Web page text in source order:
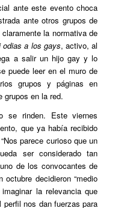
ante este evento choca
ante otros grupos de
la normativa de
odias a los gays, activo, al
a salir un hijo gay y lo
puede leer en el muro de
grupos y páginas en
grupos en la red.
se rinden. Este viernes
que ya había recibido
parece curioso que un
ser considerado tan
de los convocantes de
decidieron “medio
la relevancia que
perfil nos dan fuerzas para